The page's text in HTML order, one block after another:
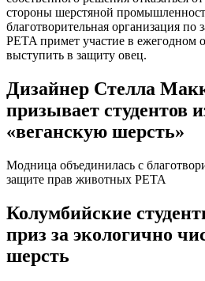
стороны шерстяной
благотворительная организация
PETA примет участие в ежегодном
выступить в защиту овец.
Дизайнер Стелла
призывает студентов
«веганскую шерсть»
Модница объединилась с
защите прав животных PETA
Колумбийские
приз за экологично
шерсть